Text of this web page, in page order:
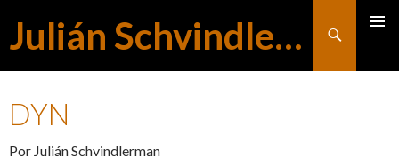
Julián Schvindlerman
Buscar
DYN
Por Julián Schvindlerman